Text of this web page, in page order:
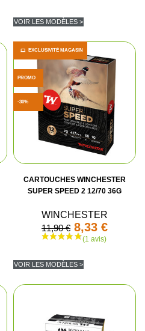
VOIR LES MODÈLES >
CARTOUCHES WINCHESTER
SUPER SPEED 2 12/70 36G
WINCHESTER
11,90 € 8,33 €
VOIR LES MODÈLES >
EXCLUSIVITÉ MAGASIN
PROMO
-30%